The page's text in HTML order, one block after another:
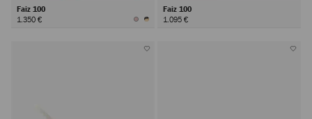
Faiz 100
1.350 €
Faiz 100
1.095 €